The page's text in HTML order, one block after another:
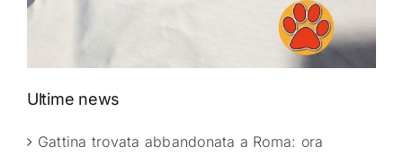
Ultime news
Gattina trovata abbandonata a Roma: ora